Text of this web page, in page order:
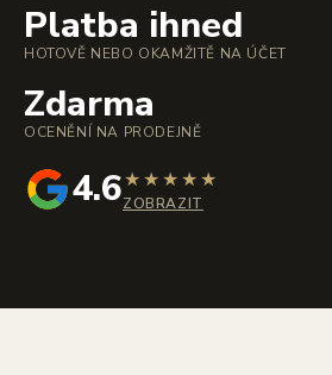
Platba ihned
HOTOVĚ NEBO OKAMŽITĚ NA ÚČET
Zdarma
OCENĚNÍ NA PRODEJNĚ
4.6★★★★★
ZOBRAZIT